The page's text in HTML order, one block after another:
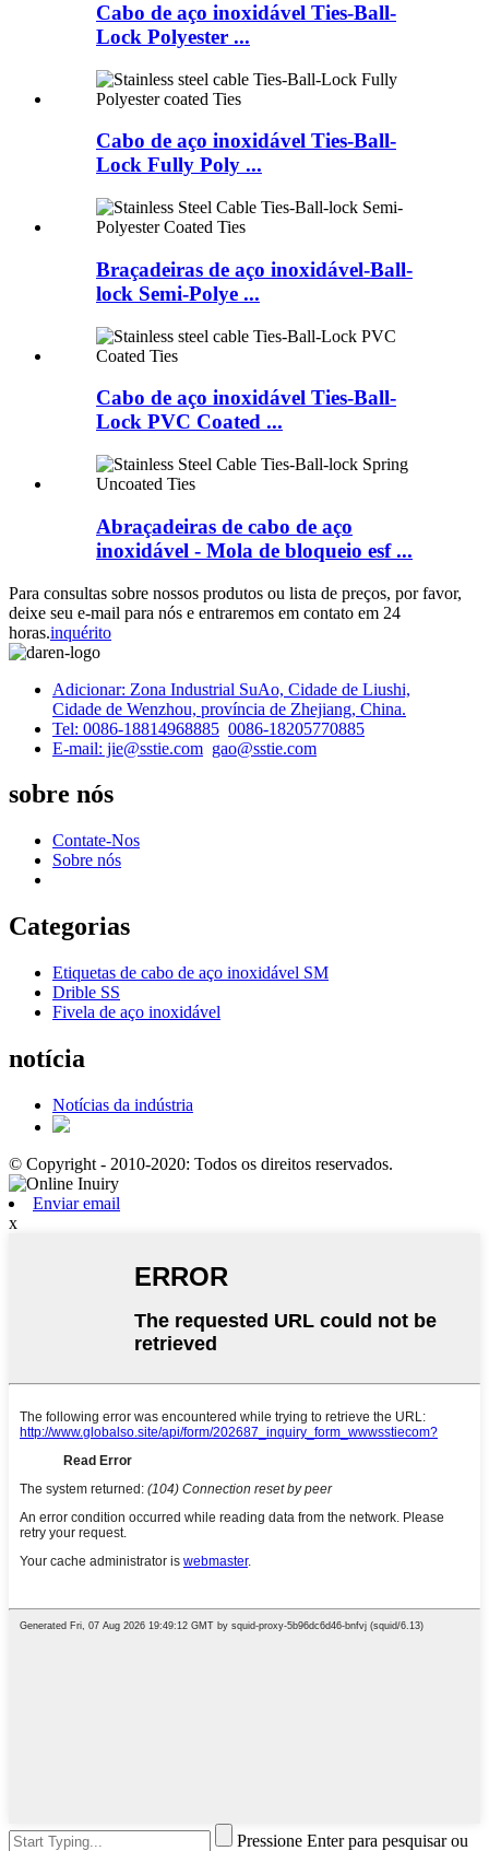
Cabo de aço inoxidável Ties-Ball-
Lock Polyester ...
Cabo de aço inoxidável Ties-Ball-
Lock Fully Poly ...
Braçadeiras de aço inoxidável-Ball-
lock Semi-Polye ...
Cabo de aço inoxidável Ties-Ball-
Lock PVC Coated ...
Abraçadeiras de cabo de aço
inoxidável - Mola de bloqueio esf ...
Para consultas sobre nossos produtos ou lista de preços, por favor,
deixe seu e-mail para nós e entraremos em contato em 24
horas.inquérito
Adicionar: Zona Industrial SuAo, Cidade de Liushi,
Cidade de Wenzhou, província de Zhejiang, China.
Tel: 0086-18814968885 0086-18205770885
E-mail: jie@sstie.com gao@sstie.com
sobre nós
Contate-Nos
Sobre nós
Categorias
Etiquetas de cabo de aço inoxidável SM
Drible SS
Fivela de aço inoxidável
notícia
Notícias da indústria
© Copyright - 2010-2020: Todos os direitos reservados.
Enviar email
x
Pressione Enter para pesquisar ou